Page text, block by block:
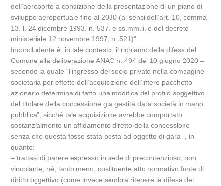
dell’aeroporto a condizione della presentazione di un piano di
sviluppo aeroportuale fino al 2030 (ai sensi dell’art. 10, comma
13, l. 24 dicembre 1993, n. 537, e ss.mm.ii. e del decreto
ministeriale 12 novembre 1997, n. 521)”.
Inconcludente è, in tale contesto, il richiamo della difesa del
Comune alla deliberazione ANAC n. 494 del 10 giugno 2020 –
secondo la quale “l’ingresso del socio privato nella compagine
societaria per effetto dell’acquisizione dell’intero pacchetto
azionario determina di fatto una modifica del profilo soggettivo
del titolare della concessione già gestita dalla società in mano
pubblica”, sicché tale acquisizione avrebbe comportato
sostanzialmente un affidamento diretto della concessione
senza che questa fosse stata posta ad oggetto di gara -, in
quanto:
– trattasi di parere espresso in sede di precontenzioso, non
vincolante, né, tanto meno, costituente atto normativo fonte di
diritto oggettivo (come invece sembra ritenere la difesa del